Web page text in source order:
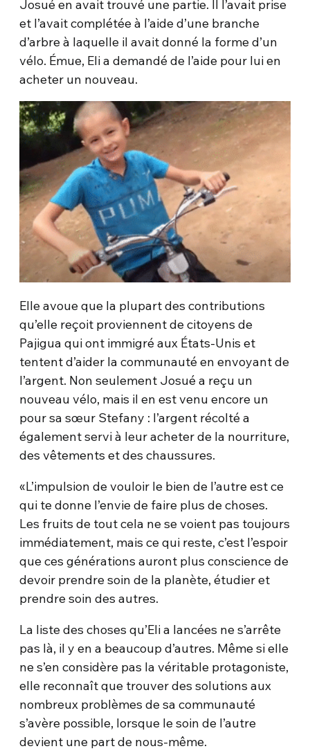
Josué en avait trouvé une partie. Il l’avait prise
et l’avait complétée à l’aide d’une branche
d’arbre à laquelle il avait donné la forme d’un
vélo. Émue, Eli a demandé de l’aide pour lui en
acheter un nouveau.
Elle avoue que la plupart des contributions
qu’elle reçoit proviennent de citoyens de
Pajigua qui ont immigré aux États-Unis et
tentent d’aider la communauté en envoyant de
l’argent. Non seulement Josué a reçu un
nouveau vélo, mais il en est venu encore un
pour sa sœur Stefany : l’argent récolté a
également servi à leur acheter de la nourriture,
des vêtements et des chaussures.
«L’impulsion de vouloir le bien de l’autre est ce
qui te donne l’envie de faire plus de choses.
Les fruits de tout cela ne se voient pas toujours
immédiatement, mais ce qui reste, c’est l’espoir
que ces générations auront plus conscience de
devoir prendre soin de la planète, étudier et
prendre soin des autres.
La liste des choses qu’Eli a lancées ne s’arrête
pas là, il y en a beaucoup d’autres. Même si elle
ne s’en considère pas la véritable protagoniste,
elle reconnaît que trouver des solutions aux
nombreux problèmes de sa communauté
s’avère possible, lorsque le soin de l’autre
devient une part de nous-même.